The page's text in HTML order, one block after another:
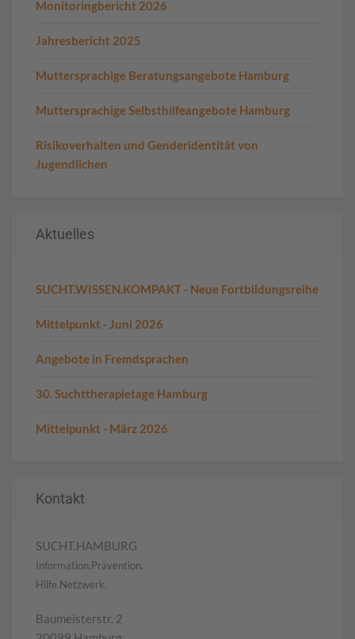
Monitoringbericht 2026
Jahresbericht 2025
Muttersprachige Beratungsangebote Hamburg
Muttersprachige Selbsthilfeangebote Hamburg
Risikoverhalten und Genderidentität von
Jugendlichen
Aktuelles
SUCHT.WISSEN.KOMPAKT - Neue Fortbildungsreihe
Mittelpunkt - Juni 2026
Angebote in Fremdsprachen
30. Suchttherapietage Hamburg
Mittelpunkt - März 2026
Kontakt
SUCHT.HAMBURG
Information.Prävention.
Hilfe.Netzwerk.
Baumeisterstr. 2